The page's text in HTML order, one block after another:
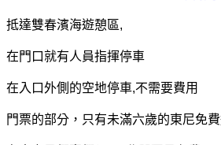
抵達雙春濱海遊憩區,
在門口就有人員指揮停車
在入口外側的空地停車,不需要費用
門票的部分，只有未滿六歲的東尼免